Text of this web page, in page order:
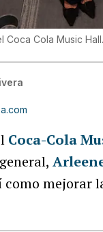
Cola Music Hall.
Coca-Cola
mejorar